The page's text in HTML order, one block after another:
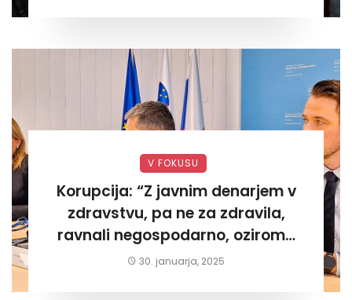
V FOKUSU
Korupcija: “Z javnim denarjem v
zdravstvu, pa ne za zdravila,
ravnali negospodarno, oziroma
za lastni žep. Tokrat na Žalskem«
30. januarja, 2025